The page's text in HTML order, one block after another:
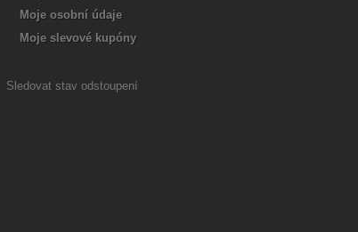
Moje osobní údaje
Moje slevové kupóny
Sledovat stav odstoupení